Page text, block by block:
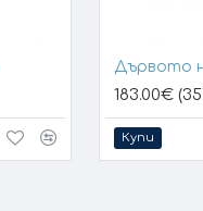
183.00€
Купи